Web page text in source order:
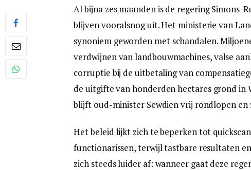
Al bijna zes maanden is de regering
blijven vooralsnog uit. Het ministerie van
synoniem geworden met schandalen.
verdwijnen van landbouwmachines, valse
corruptie bij de uitbetaling van
de uitgifte van honderden hectares grond in
blijft oud-minister Sewdien vrij rondlopen en
Het beleid lijkt zich te beperken tot
functionarissen, terwijl tastbare resultaten
zich steeds luider af: wanneer gaat deze